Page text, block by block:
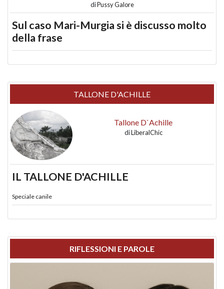
diPussy Galore
Sul caso Mari-Murgia si è discusso molto
della frase
TALLONE D'ACHILLE
Tallone D`Achille
diLiberalChic
IL TALLONE D'ACHILLE
Speciale canile
RIFLESSIONI E PAROLE